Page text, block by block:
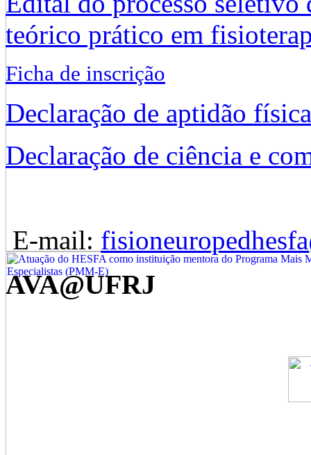
teórico prático em
Ficha de inscrição
Declaração de aptidão física
Declaração de ciência e
E-mail:
AVA@UFRJ